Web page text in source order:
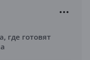
где готовят